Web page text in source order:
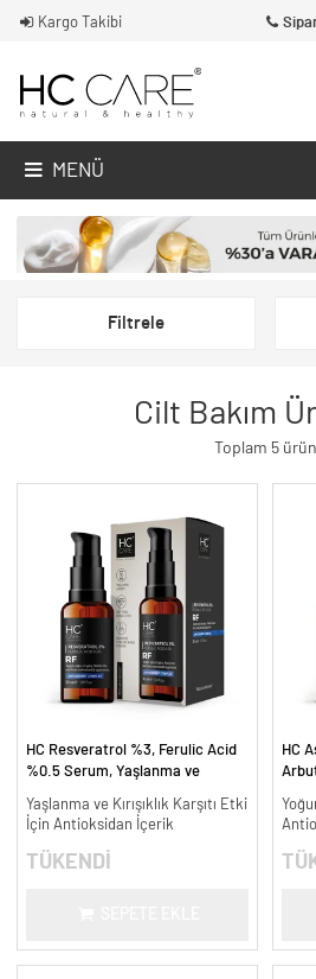
Kargo Takibi
MENÜ
Filtrele
Cilt Bakım
Toplam 5 ürün
HC Resveratrol %3, Ferulic Acid
%0.5 Serum, Yaşlanma ve
Yaşlanma ve Kırışıklık Karşıtı Etki
İçin Antioksidan İçerik
TÜKENDİ
HC
ml.